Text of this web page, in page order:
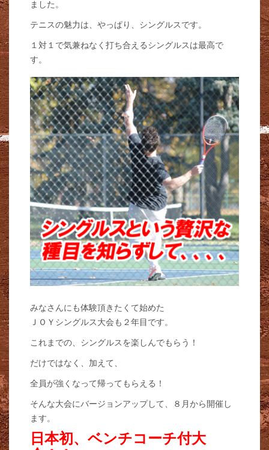
ました。
テニスの魅力は、やっぱり、シングルスです。
１対１で気兼ねなく打ち合えるシングルスは最高で
す。
みなさんにも体験頂きたくて始めた
ＪＯＹシングルス大会も２年目です。
これまでの、シングルスを楽しんでもらう！
だけではなく、加えて、
全員が強くなって帰ってもらえる！
そんな大会にバージョンアップして、８月から開催し
ます。
日本初、ベンチコーチ付大